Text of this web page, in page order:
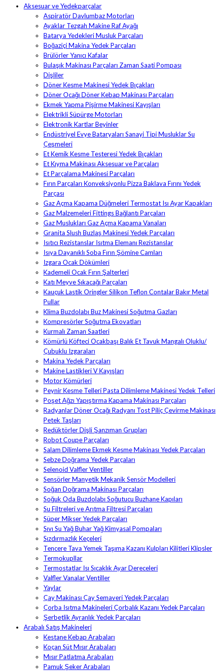
Aksesuar ve Yedekparçalar
Aspiratör Davlumbaz Motorları
Ayaklar Tezgah Makine Raf Ayağı
Batarya Yedekleri Musluk Parçaları
Boğaziçi Makina Yedek Parçaları
Brülörler Yanıcı Kafalar
Bulaşık Makinası Parçaları Zaman Saati Pompası
Dişliler
Döner Kesme Makinesi Yedek Bıçakları
Döner Ocağı Döner Kebap Makinası Parçaları
Ekmek Yapma Pişirme Makinesi Kayışları
Elektrikli Süpürge Motorları
Elektronik Kartlar Beyinler
Endüstriyel Evye Bataryaları Sanayi Tipi Musluklar Su
Çeşmeleri
Et Kemik Kesme Testeresi Yedek Bıçakları
Et Kıyma Makinası Aksesuar ve Parçaları
Et Parçalama Makinesi Parçaları
Fırın Parçaları Konveksiyonlu Pizza Baklava Fırını Yedek
Parçası
Gaz Açma Kapama Düğmeleri Termostat Isı Ayar Kapakları
Gaz Malzemeleri Fittings Bağlantı Parçaları
Gaz Muslukları Gaz Açma Kapama Vanaları
Granita Slush Buzlaş Makinesi Yedek Parçaları
Isıtıcı Rezistanslar Isıtma Elemanı Rezistanslar
Isıya Dayanıklı Soba Fırın Şömine Camları
Izgara Ocak Dökümleri
Kademeli Ocak Fırın Şalterleri
Katı Meyve Sıkacağı Parçaları
Kauçuk Lastik Oringler Silikon Teflon Contalar Bakır Metal
Pullar
Klima Buzdolabı Buz Makinesi Soğutma Gazları
Kompresörler Soğutma Ekovatları
Kurmalı Zaman Saatleri
Kömürlü Köfteci Ocakbaşı Balık Et Tavuk Mangalı Oluklu/
Çubuklu Izgaraları
Makina Yedek Parçaları
Makine Lastikleri V Kayışları
Motor Kömürleri
Peynir Kesme Telleri Pasta Dilimleme Makinesi Yedek Telleri
Poşet Ağzı Yapıştırma Kapama Makinası Parçaları
Radyanlar Döner Ocağı Radyanı Tost Piliç Çevirme Makinası
Petek Taşları
Redüktörler Dişli Şanzıman Grupları
Robot Coupe Parçaları
Salam Dilimleme Ekmek Kesme Makinası Yedek Parçaları
Sebze Doğrama Yedek Parçaları
Selenoid Valfler Ventiller
Sensörler Manyetik Mekanik Sensör Modelleri
Soğan Doğrama Makinası Parçaları
Soğuk Oda Buzdolabı Soğutucu Buzhane Kapıları
Su Filtreleri ve Arıtma Filtresi Parçaları
Süper Mikser Yedek Parçaları
Sıvı Su Yağ Buhar Yağ Kimyasal Pompaları
Sızdırmazlık Keçeleri
Tencere Tava Yemek Taşıma Kazanı Kulpları Kilitleri Klipsler
Termokupllar
Termostatlar Isı Sıcaklık Ayar Dereceleri
Valfler Vanalar Ventiller
Yaylar
Çay Makinası Çay Semaveri Yedek Parçaları
Çorba Isıtma Makineleri Çorbalık Kazanı Yedek Parçaları
Şerbetlik Ayranlık Yedek Parçaları
Arabalı Satış Makineleri
Kestane Kebap Arabaları
Koçan Süt Mısır Arabaları
Mısır Patlatma Arabaları
Pamuk Şeker Arabaları